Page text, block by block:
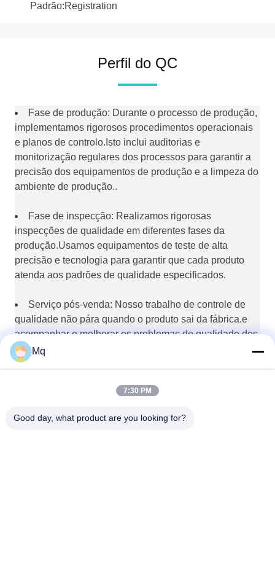
Padrão:Registration
Perfil do QC
Fase de produção: Durante o processo de produção,
implementamos rigorosos procedimentos operacionais
e planos de controlo.Isto inclui auditorias e
monitorização regulares dos processos para garantir a
precisão dos equipamentos de produção e a limpeza do
ambiente de produção..
Fase de inspecção: Realizamos rigorosas
inspecções de qualidade em diferentes fases da
produção.Usamos equipamentos de teste de alta
precisão e tecnologia para garantir que cada produto
atenda aos padrões de qualidade especificados.
Serviço pós-venda: Nosso trabalho de controle de
qualidade não pára quando o produto sai da fábrica.e
acompanhar e melhorar os problemas de qualidade dos
produtos.
Mq
7:30 PM
Good day, what product are you looking for?